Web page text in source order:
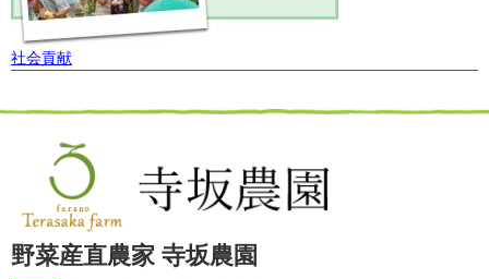
社会貢献
野菜産直農家 寺坂農園